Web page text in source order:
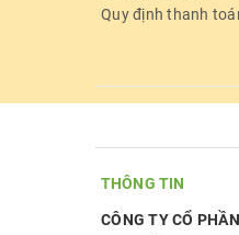
Quy định thanh
THÔNG TIN
CÔNG TY CỔ